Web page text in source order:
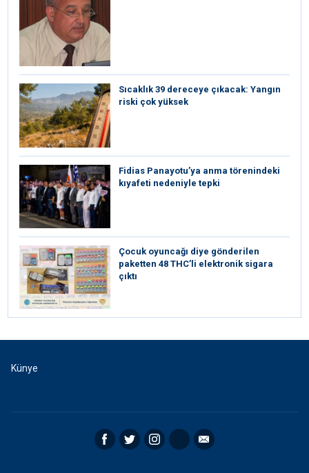
Sıcaklık 39 dereceye çıkacak: Yangın
riski çok yüksek
Fidias Panayotu’ya anma törenindeki
kıyafeti nedeniyle tepki
Çocuk oyuncağı diye gönderilen
paketten 48 THC’li elektronik sigara
çıktı
Künye
Facebook Twitter Instagram RSS